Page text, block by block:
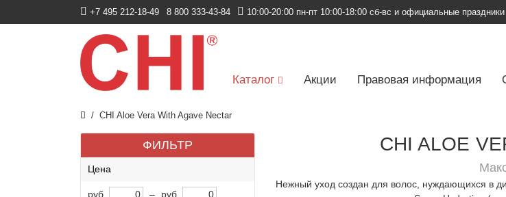
+7 495 212-18-49 8 800 333-43-84 10:00-20:00 пн-пт 10:00-18:00 сб-вс и официальные праздники
Каталог Акции Правовая информация
CHI Aloe Vera With Agave Nectar
ФИЛЬТР
Цена
руб. – руб.
CHI ALOE
Нежный уход создан для волос, нуждающихся в